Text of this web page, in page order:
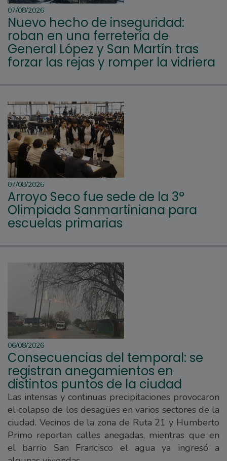
07/08/2026
Nuevo hecho de inseguridad:
roban en una ferretería de
General López y San Martín tras
forzar las rejas y romper la vidriera
07/08/2026
Arroyo Seco fue sede de la 3°
Olimpiada Sanmartiniana para
escuelas primarias
06/08/2026
Consecuencias del temporal: se
registran anegamientos en
distintos puntos de la ciudad
Las intensas y continuas precipitaciones provocaron
el colapso de los desagües en varios sectores de la
ciudad. Vecinos de la zona de Ruta 21 y Humberto
Primo reportan calles anegadas, mientras que en
el barrio San Francisco el agua ya ingresó a